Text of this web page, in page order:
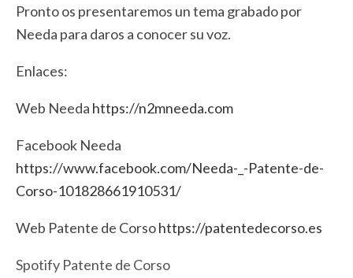
Pronto os presentaremos un tema grabado por
Needa para daros a conocer su voz.
Enlaces:
Web Needa https://n2mneeda.com
Facebook Needa
https://www.facebook.com/Needa-_-Patente-de-
Corso-101828661910531/
Web Patente de Corsohttps://patentedecorso.es
Spotify Patente de Corso